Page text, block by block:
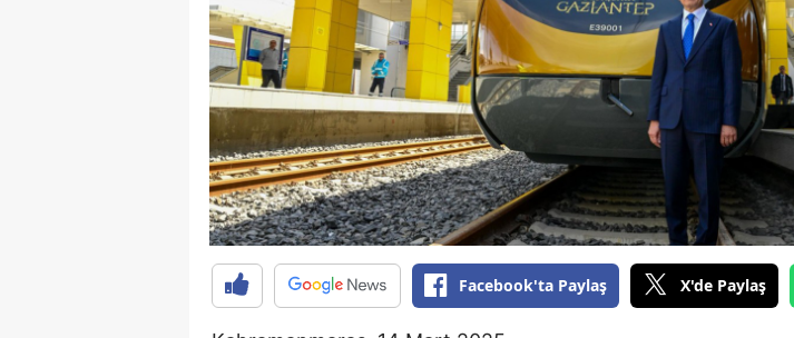
Bolu
Burdur
Bursa
Çankırı
Çorum
Denizli
Facebook'ta Paylaş X'de Paylaş